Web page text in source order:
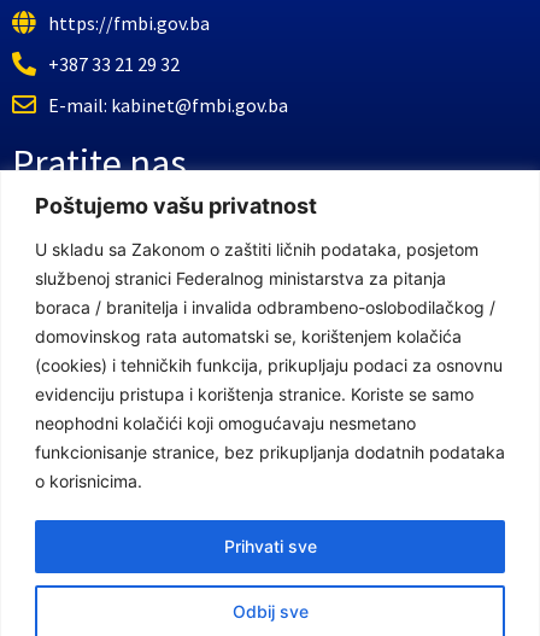
Poštujemo vašu privatnost
U skladu sa Zakonom o zaštiti ličnih podataka, posjetom
službenoj stranici Federalnog ministarstva za pitanja
boraca / branitelja i invalida odbrambeno-oslobodilačkog /
domovinskog rata automatski se, korištenjem kolačića
(cookies) i tehničkih funkcija, prikupljaju podaci za osnovnu
evidenciju pristupa i korištenja stranice. Koriste se samo
neophodni kolačići koji omogućavaju nesmetano
funkcionisanje stranice, bez prikupljanja dodatnih podataka
o korisnicima.
Odbij sve
Prihvati sve
https://fmbi.gov.ba
+387 33 21 29 32
E-mail: kabinet@fmbi.gov.ba
Pratite nas
Facebook Stranica
Youtube Kanal
Linkovi
Vlada Federacije Bosne i Hercegovine
Federalno ministarstvo finansija
Federalno ministarstvo rada i socijalne politike
Federalno ministarstvo za pitanja boraca /branitelja i invalida odbrambeno-